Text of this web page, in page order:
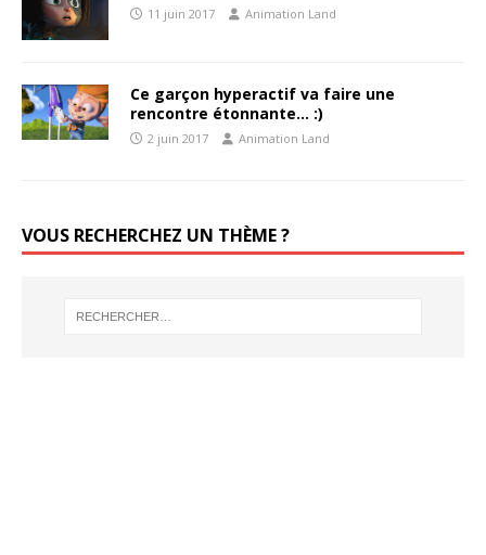
11 juin 2017 Animation Land
Ce garçon hyperactif va faire une
rencontre étonnante… :)
2 juin 2017 Animation Land
VOUS RECHERCHEZ UN THÈME ?